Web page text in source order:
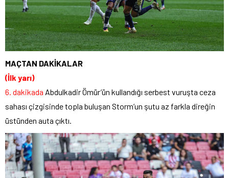
MAÇTAN DAKİKALAR
(İlk yarı)
6. dakikada Abdulkadir Ömür’ün kullandığı serbest vuruşta ceza
sahası çizgisinde topla buluşan Storm’un şutu az farkla direğin
üstünden auta çıktı.